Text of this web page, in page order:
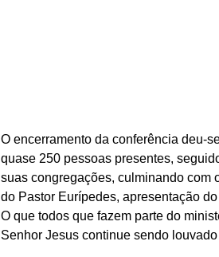
O encerramento da conferência deu-
quase 250 pessoas presentes,
suas congregações, culminando com
do Pastor Eurípedes, apresentação
O que todos que fazem parte do
Senhor Jesus continue sendo